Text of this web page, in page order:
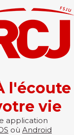
l'écoute
vie
application
où Android